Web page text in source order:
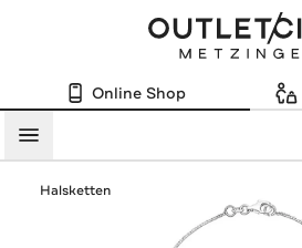
Online Shop
Menü
Halsketten